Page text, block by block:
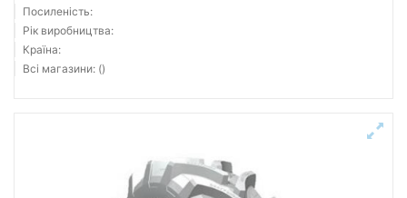
Посиленість:
Рік виробництва:
Країна:
Всі магазини: ()